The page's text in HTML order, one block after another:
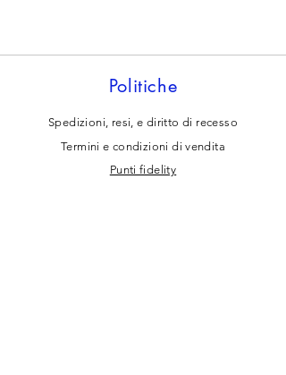
Politiche
Spedizioni, resi, e diritto di recesso
Termini e condizioni di vendita
Punti fidelity